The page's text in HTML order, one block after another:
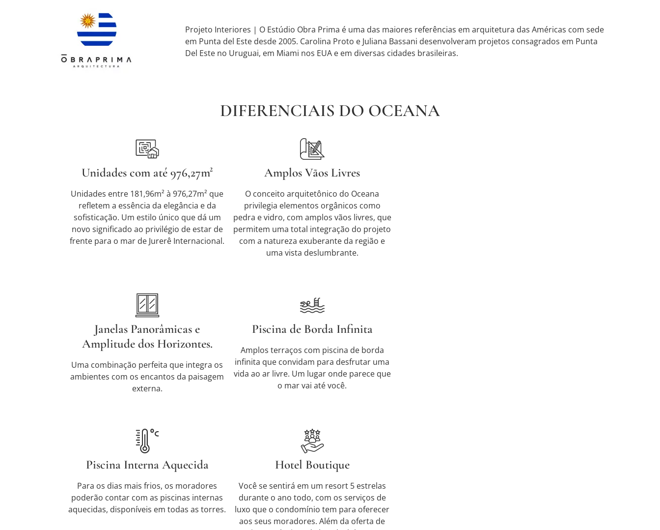
Projeto Interiores | O Estúdio Obra Prima é uma das maiores referências em arquitetura das Américas com sede
em Punta del Este desde 2005. Carolina Proto e Juliana Bassani desenvolveram projetos consagrados em Punta
Del Este no Uruguai, em Miami nos EUA e em diversas cidades brasileiras.
DIFERENCIAIS DO OCEANA
Unidades com até 976,27m²
Unidades entre 181,96m² à 976,27m² que
refletem a essência da elegância e da
sofisticação. Um estilo único que dá um
novo significado ao privilégio de estar de
frente para o mar de Jurerê Internacional.
Amplos Vãos Livres
O conceito arquitetônico do Oceana
privilegia elementos orgânicos como
pedra e vidro, com amplos vãos livres, que
permitem uma total integração do projeto
com a natureza exuberante da região e
uma vista deslumbrante.
Janelas Panorâmicas e
Amplitude dos Horizontes.
Uma combinação perfeita que integra os
ambientes com os encantos da paisagem
externa.
Piscina de Borda Infinita
Amplos terraços com piscina de borda
infinita que convidam para desfrutar uma
vida ao ar livre. Um lugar onde parece que
o mar vai até você.
Piscina Interna Aquecida
Para os dias mais frios, os moradores
poderão contar com as piscinas internas
aquecidas, disponíveis em todas as torres.
Hotel Boutique
Você se sentirá em um resort 5 estrelas
durante o ano todo, com os serviços de
luxo que o condomínio tem para oferecer
aos seus moradores. Além da oferta de